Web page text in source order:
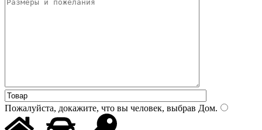
Пожалуйста, докажите, что вы человек, выбрав Дом.